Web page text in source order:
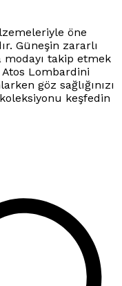
öne
Güneşin zararlı
modayı takip etmek
Lombardini
göz sağlığınızı
keşfedin